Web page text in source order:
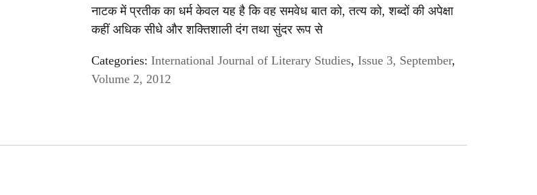
नाटक में प्रतीक का धर्म केवल यह है कि वह समवेध बात को, तत्य को, शब्दों की अपेक्षा
कहीं अधिक सीधे और शक्तिशाली दंग तथा सुंदर रूप से
Categories: International Journal of Literary Studies, Issue 3, September,
Volume 2, 2012